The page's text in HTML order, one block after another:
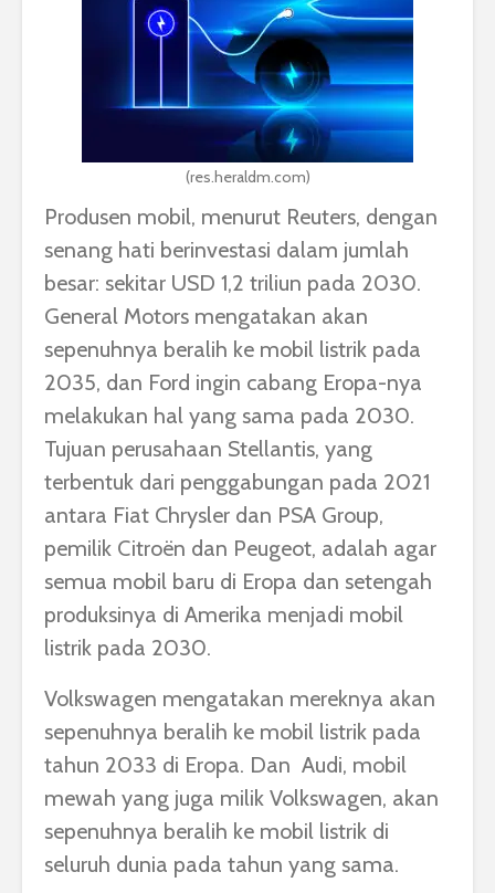
(res.heraldm.com)
Produsen mobil, menurut Reuters, dengan
senang hati berinvestasi dalam jumlah
besar: sekitar USD 1,2 triliun pada 2030.
General Motors mengatakan akan
sepenuhnya beralih ke mobil listrik pada
2035, dan Ford ingin cabang Eropa-nya
melakukan hal yang sama pada 2030.
Tujuan perusahaan Stellantis, yang
terbentuk dari penggabungan pada 2021
antara Fiat Chrysler dan PSA Group,
pemilik Citroën dan Peugeot, adalah agar
semua mobil baru di Eropa dan setengah
produksinya di Amerika menjadi mobil
listrik pada 2030.
Volkswagen mengatakan mereknya akan
sepenuhnya beralih ke mobil listrik pada
tahun 2033 di Eropa. Dan Audi, mobil
mewah yang juga milik Volkswagen, akan
sepenuhnya beralih ke mobil listrik di
seluruh dunia pada tahun yang sama.